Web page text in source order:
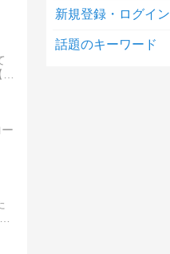
新規登録・ログイン
話題のキーワード